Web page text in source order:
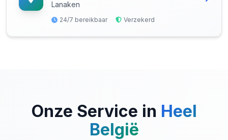
Lanaken
24/7 bereikbaar Verzekerd
Onze Service in Heel
België